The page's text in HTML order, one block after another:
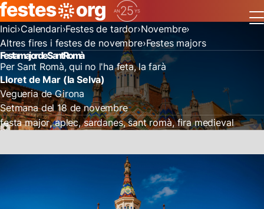
Inici Calendari Festes de tardor Novembre
Altres fires i festes de novembre Festes majors
Festa major de Sant Romà
Per Sant Romà, qui no l'ha feta, la farà
Lloret de Mar (la Selva)
Vegueria de Girona
Setmana del 18 de novembre
festa major aplec sardanes sant romà fira medieval